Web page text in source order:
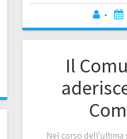
•
Il
Nel corso